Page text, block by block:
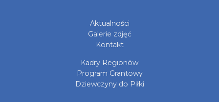
Aktualności
Galerie zdjęć
Kontakt
Kadry Regionów
Program Grantowy
Dziewczyny do Piłki